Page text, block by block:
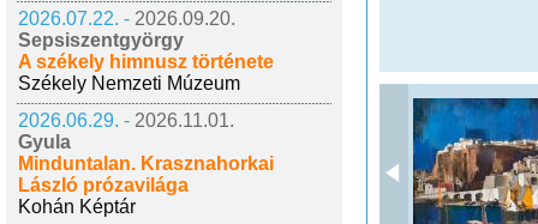
2026.07.22. - 2026.09.20.
Sepsiszentgyörgy
A székely himnusz története
Székely Nemzeti Múzeum
2026.06.29. - 2026.11.01.
Gyula
Minduntalan. Krasznahorkai
László prózavilága
Kohán Képtár